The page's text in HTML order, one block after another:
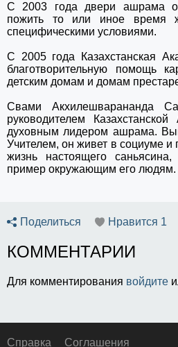
С 2003 года двери ашрама
пожить то или иное время
специфическими условиями.
С 2005 года Казахстанская
благотворительную помощь
детским домам и домам
Свами Акхилешварананда
руководителем
духовным лидером ашрама.
Учителем, он живет в социуме и
жизнь настоящего
пример окружающим его людям.
Поделиться Нравится 1
КОММЕНТАРИИ
Для комментирования войдите
Справка Соглашения